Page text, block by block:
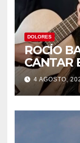
DOLORES
ROCÍO
CANTAR
4 AGOSTO,